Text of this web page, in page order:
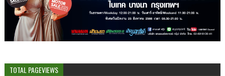
TOTAL PAGEVIEWS